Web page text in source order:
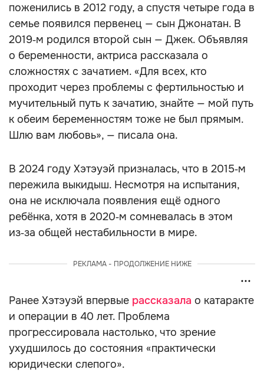
поженились в 2012 году, а спустя четыре года в
семье появился первенец — сын Джонатан. В
2019‑м родился второй сын — Джек. Объявляя
о беременности, актриса рассказала о
сложностях с зачатием. «Для всех, кто
проходит через проблемы с фертильностью и
мучительный путь к зачатию, знайте — мой путь
к обеим беременностям тоже не был прямым.
Шлю вам любовь», — писала она.
В 2024 году Хэтэуэй призналась, что в 2015‑м
пережила выкидыш. Несмотря на испытания,
она не исключала появления ещё одного
ребёнка, хотя в 2020‑м сомневалась в этом
из‑за общей нестабильности в мире.
РЕКЛАМА - ПРОДОЛЖЕНИЕ НИЖЕ
Ранее Хэтэуэй впервые рассказала о катаракте
и операции в 40 лет. Проблема
прогрессировала настолько, что зрение
ухудшилось до состояния «практически
юридически слепого».